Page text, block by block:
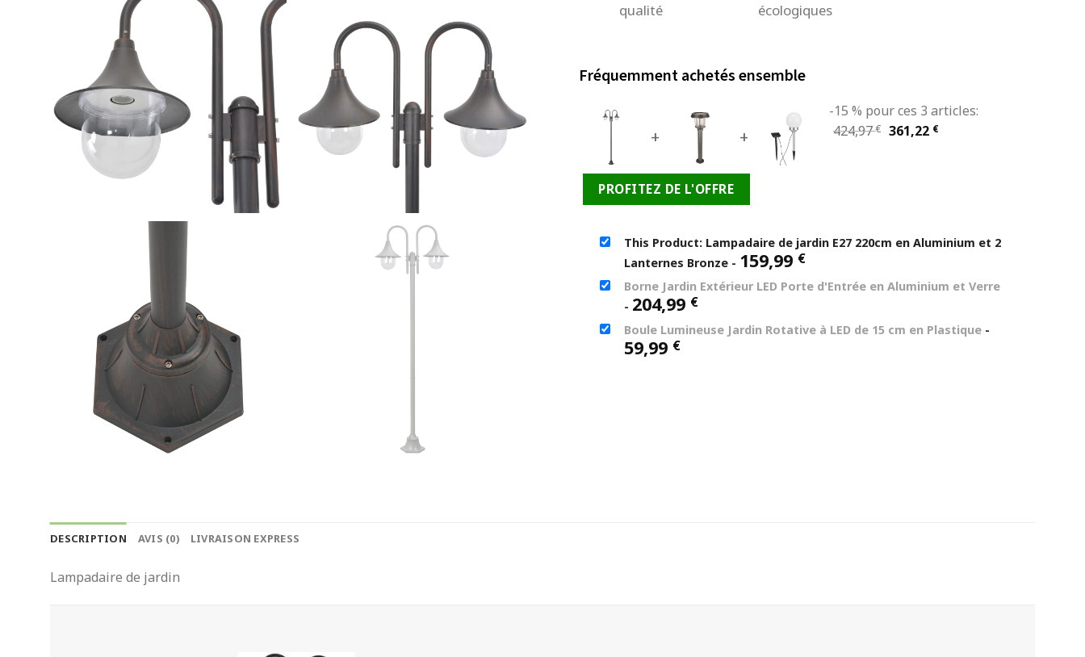
qualité
écologiques
Fréquemment achetés ensemble
+ +
-15 % pour ces 3 articles:
424,97€ Le
361,22 €Le
PROFITEZ DE L'OFFRE
This Product: Lampadaire de jardin E27 220cm en Aluminium et 2
Lanternes Bronze - 159,99 €
Borne Jardin Extérieur LED Porte d'Entrée en Aluminium et Verre
- 204,99 €
Boule Lumineuse Jardin Rotative à LED de 15 cm en Plastique -
59,99 €
DESCRIPTION AVIS (0) LIVRAISON EXPRESS
Lampadaire de jardin